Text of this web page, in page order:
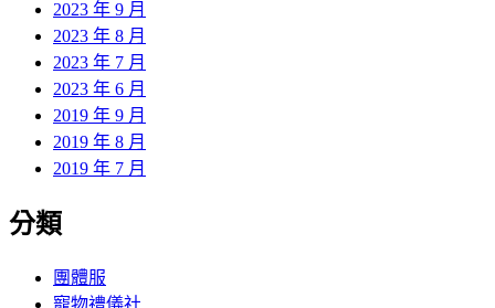
2023 年 9 月
2023 年 8 月
2023 年 7 月
2023 年 6 月
2019 年 9 月
2019 年 8 月
2019 年 7 月
分類
團體服
寵物禮儀社